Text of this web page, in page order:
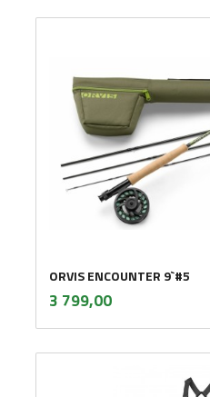
ORVIS ENCOUNTER 9`#5
Pris
3 799,00mva.